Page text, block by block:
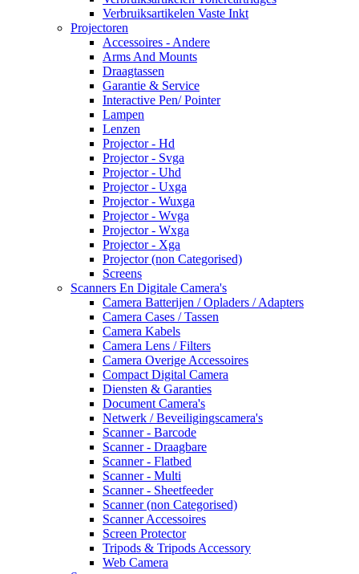
Verbruiksartikelen Vaste Inkt
Projectoren
Accessoires - Andere
Arms And Mounts
Draagtassen
Garantie & Service
Interactive Pen/ Pointer
Lampen
Lenzen
Projector - Hd
Projector - Svga
Projector - Uhd
Projector - Uxga
Projector - Wuxga
Projector - Wvga
Projector - Wxga
Projector - Xga
Projector (non Categorised)
Screens
Scanners En Digitale Camera's
Camera Batterijen / Opladers / Adapters
Camera Cases / Tassen
Camera Kabels
Camera Lens / Filters
Camera Overige Accessoires
Compact Digital Camera
Diensten & Garanties
Document Camera's
Netwerk / Beveiligingscamera's
Scanner - Barcode
Scanner - Draagbare
Scanner - Flatbed
Scanner - Multi
Scanner - Sheetfeeder
Scanner (non Categorised)
Scanner Accessoires
Screen Protector
Tripods & Tripods Accessory
Web Camera